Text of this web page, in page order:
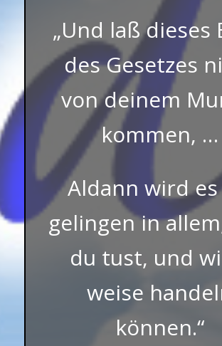
„Und laß dieses
des Gesetzes
von deinem
kommen, …
Aldann wird
gelingen in
du tust, und
weise
können.“